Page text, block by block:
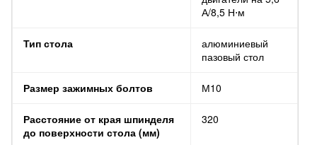
А/8,5 Н⋅м
Тип стола
алюминиевый
пазовый стол
Размер зажимных болтов М10
Расстояние от края шпинделя
до поверхности стола (мм)
320